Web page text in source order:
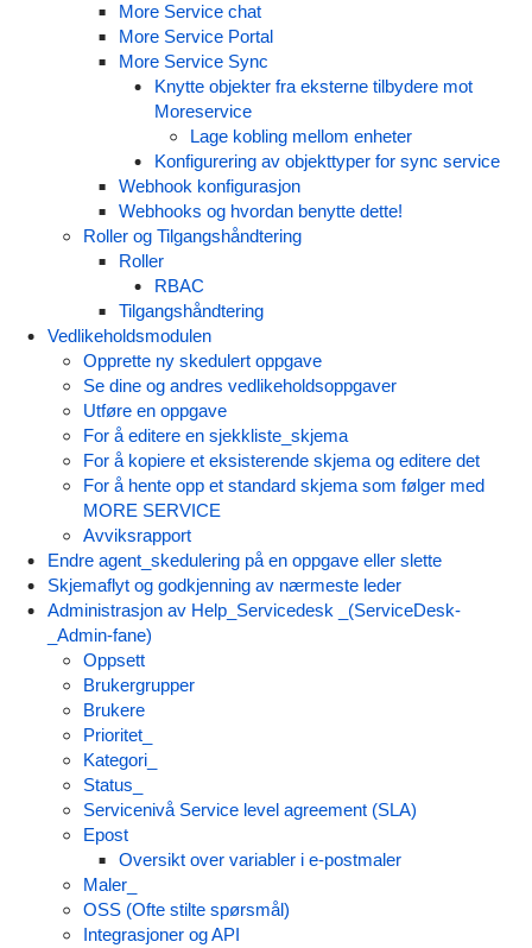
More Service chat
More Service Portal
More Service Sync
Knytte objekter fra eksterne tilbydere mot
Moreservice
Lage kobling mellom enheter
Konfigurering av objekttyper for sync service
Webhook konfigurasjon
Webhooks og hvordan benytte dette!
Roller og Tilgangshåndtering
Roller
RBAC
Tilgangshåndtering
Vedlikeholdsmodulen
Opprette ny skedulert oppgave
Se dine og andres vedlikeholdsoppgaver
Utføre en oppgave
For å editere en sjekkliste_skjema
For å kopiere et eksisterende skjema og editere det
For å hente opp et standard skjema som følger med
MORE SERVICE
Avviksrapport
Endre agent_skedulering på en oppgave eller slette
Skjemaflyt og godkjenning av nærmeste leder
Administrasjon av Help_Servicedesk _(ServiceDesk-
_Admin-fane)
Oppsett
Brukergrupper
Brukere
Prioritet_
Kategori_
Status_
Servicenivå Service level agreement (SLA)
Epost
Oversikt over variabler i e-postmaler
Maler_
OSS (Ofte stilte spørsmål)
Integrasjoner og API